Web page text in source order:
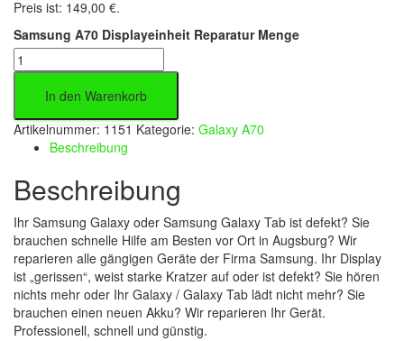
Preis ist: 149,00 €.
Samsung A70 Displayeinheit Reparatur Menge
In den Warenkorb
Artikelnummer: 1151 Kategorie: Galaxy A70
Beschreibung
Beschreibung
Ihr Samsung Galaxy oder Samsung Galaxy Tab ist defekt? Sie
brauchen schnelle Hilfe am Besten vor Ort in Augsburg? Wir
reparieren alle gängigen Geräte der Firma Samsung. Ihr Display
ist „gerissen“, weist starke Kratzer auf oder ist defekt? Sie hören
nichts mehr oder Ihr Galaxy / Galaxy Tab lädt nicht mehr? Sie
brauchen einen neuen Akku? Wir reparieren Ihr Gerät.
Professionell, schnell und günstig.